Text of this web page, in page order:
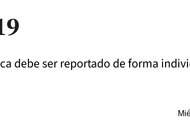
debe ser reportado de forma